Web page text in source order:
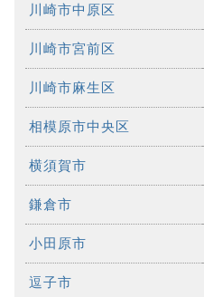
川崎市中原区
川崎市宮前区
川崎市麻生区
相模原市中央区
横須賀市
鎌倉市
小田原市
逗子市